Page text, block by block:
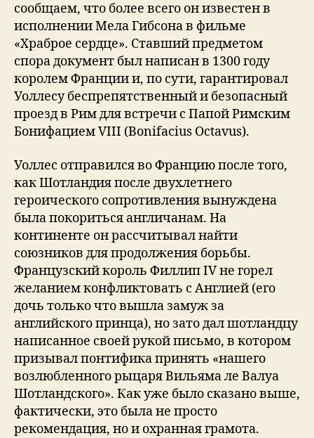
сообщаем, что более всего он известен в
исполнении Мела Гибсона в фильме
«Храброе сердце». Ставший предметом
спора документ был написан в 1300 году
королем Франции и, по сути, гарантировал
Уоллесу беспрепятственный и безопасный
проезд в Рим для встречи с Папой Римским
Бонифацием VIII (Bonifacius Octavus).
Уоллес отправился во Францию после того,
как Шотландия после двухлетнего
героического сопротивления вынуждена
была покориться англичанам. На
континенте он рассчитывал найти
союзников для продолжения борьбы.
Французский король Филлип IV не горел
желанием конфликтовать с Англией (его
дочь только что вышла замуж за
английского принца), но зато дал шотландцу
написанное своей рукой письмо, в котором
призывал понтифика принять «нашего
возлюбленного рыцаря Вильяма ле Валуа
Шотландского». Как уже было сказано выше,
фактически, это была не просто
рекомендация, но и охранная грамота.